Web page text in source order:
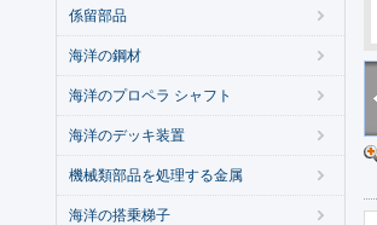
係留部品
海洋の鋼材
海洋のプロペラ シャフト
海洋のデッキ装置
機械類部品を処理する金属
海洋の搭乗梯子